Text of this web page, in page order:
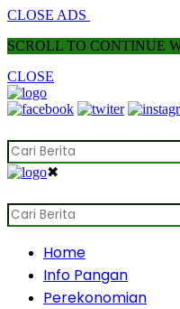
CLOSE ADS
SCROLL TO CONTINUE
CLOSE
✖
Home
Info Pangan
Perekonomian